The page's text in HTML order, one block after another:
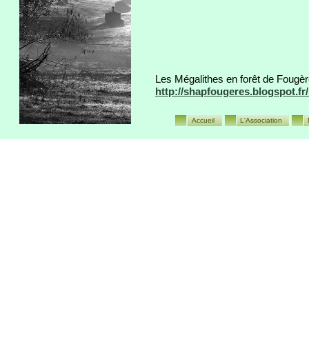
Accueil L'Association
Les Mégalithes en forêt de
http://